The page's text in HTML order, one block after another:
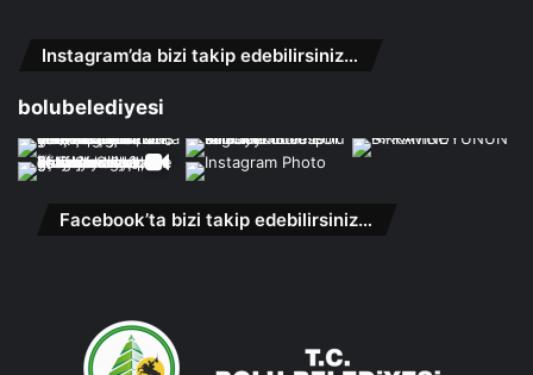
Instagram’da bizi takip edebilirsiniz…
bolubelediyesi
Facebook’ta bizi takip edebilirsiniz…